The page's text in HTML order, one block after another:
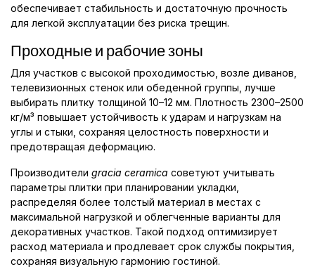
обеспечивает стабильность и достаточную прочность
для легкой эксплуатации без риска трещин.
Проходные и рабочие зоны
Для участков с высокой проходимостью, возле диванов,
телевизионных стенок или обеденной группы, лучше
выбирать плитку толщиной 10–12 мм. Плотность 2300–2500
кг/м³ повышает устойчивость к ударам и нагрузкам на
углы и стыки, сохраняя целостность поверхности и
предотвращая деформацию.
Производители gracia ceramica советуют учитывать
параметры плитки при планировании укладки,
распределяя более толстый материал в местах с
максимальной нагрузкой и облегченные варианты для
декоративных участков. Такой подход оптимизирует
расход материала и продлевает срок службы покрытия,
сохраняя визуальную гармонию гостиной.